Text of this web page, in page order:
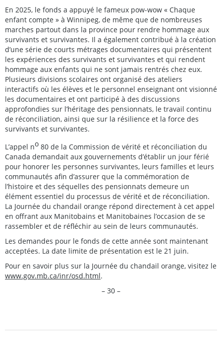
En 2025, le fonds a appuyé le fameux pow-wow « Chaque
enfant compte » à Winnipeg, de même que de nombreuses
marches partout dans la province pour rendre hommage aux
survivants et survivantes. Il a également contribué à la création
d’une série de courts métrages documentaires qui présentent
les expériences des survivants et survivantes et qui rendent
hommage aux enfants qui ne sont jamais rentrés chez eux.
Plusieurs divisions scolaires ont organisé des ateliers
interactifs où les élèves et le personnel enseignant ont visionné
les documentaires et ont participé à des discussions
approfondies sur l’héritage des pensionnats, le travail continu
de réconciliation, ainsi que sur la résilience et la force des
survivants et survivantes.
L’appel no 80 de la Commission de vérité et réconciliation du
Canada demandait aux gouvernements d’établir un jour férié
pour honorer les personnes survivantes, leurs familles et leurs
communautés afin d’assurer que la commémoration de
l’histoire et des séquelles des pensionnats demeure un
élément essentiel du processus de vérité et de réconciliation.
La Journée du chandail orange répond directement à cet appel
en offrant aux Manitobains et Manitobaines l’occasion de se
rassembler et de réfléchir au sein de leurs communautés.
Les demandes pour le fonds de cette année sont maintenant
acceptées. La date limite de présentation est le 21 juin.
Pour en savoir plus sur la Journée du chandail orange, visitez le
www.gov.mb.ca/inr/osd.html.
– 30 –